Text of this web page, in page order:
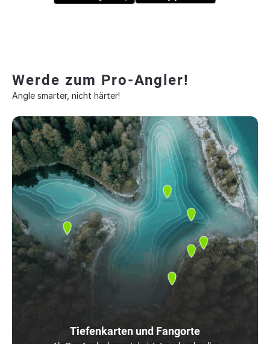
Werde zum Pro-Angler!
Angle smarter, nicht härter!
Tiefenkarten und Fangorte